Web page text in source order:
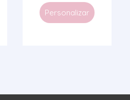
Personalizar